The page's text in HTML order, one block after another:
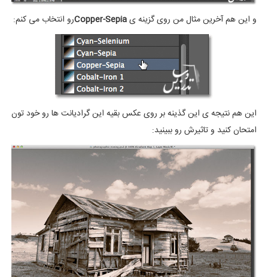
و این هم آخرین مثال من روی گزینه یCopper-Sepiaرو انتخاب می کنم:
این هم نتیجه ی این گذینه بر روی عکس بقیه این گرادیانت ها رو خود تون
امتحان کنید و تاثیرش رو ببینید: